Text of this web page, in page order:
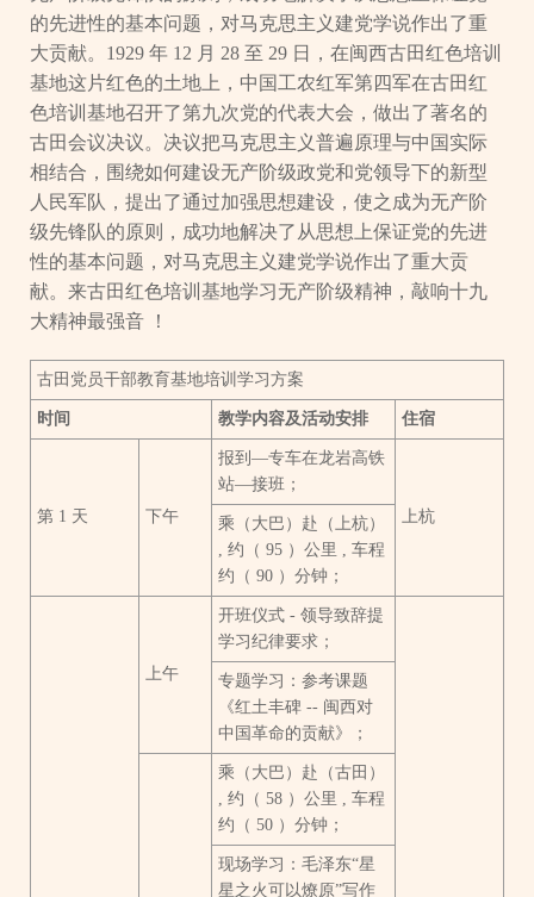
的先进性的基本问题，对马克思主义建党学说作出了重
大贡献。1929 年 12 月 28 至 29 日，在闽西古田红色培训
基地这片红色的土地上，中国工农红军第四军在古田红
色培训基地召开了第九次党的代表大会，做出了著名的
古田会议决议。决议把马克思主义普遍原理与中国实际
相结合，围绕如何建设无产阶级政党和党领导下的新型
人民军队，提出了通过加强思想建设，使之成为无产阶
级先锋队的原则，成功地解决了从思想上保证党的先进
性的基本问题，对马克思主义建党学说作出了重大贡
献。来古田红色培训基地学习无产阶级精神，敲响十九
大精神最强音 ！
古田党员干部教育基地培训学习方案
时间 教学内容及活动安排 住宿
第 1 天 下午
报到—专车在龙岩高铁
站—接班；
上杭
乘（大巴）赴（上杭）
, 约（ 95 ）公里 , 车程
约（ 90 ）分钟；
上午
开班仪式 - 领导致辞提
学习纪律要求；
专题学习：参考课题
《红土丰碑 -- 闽西对
中国革命的贡献》；
乘（大巴）赴（古田）
, 约（ 58 ）公里 , 车程
约（ 50 ）分钟；
现场学习：毛泽东“星
星之火可以燎原”写作